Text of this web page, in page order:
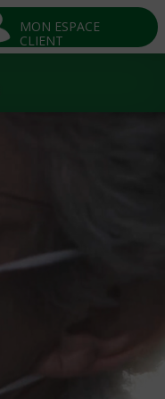
MON ESPACE
CLIENT